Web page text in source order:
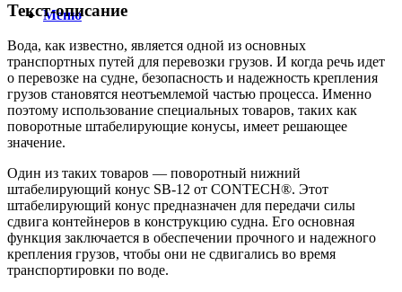
Меню
Текст-описание
Вода, как известно, является одной из основных
транспортных путей для перевозки грузов. И когда речь идет
о перевозке на судне, безопасность и надежность крепления
грузов становятся неотъемлемой частью процесса. Именно
поэтому использование специальных товаров, таких как
поворотные штабелирующие конусы, имеет решающее
значение.
Один из таких товаров — поворотный нижний
штабелирующий конус SB-12 от CONTECH®. Этот
штабелирующий конус предназначен для передачи силы
сдвига контейнеров в конструкцию судна. Его основная
функция заключается в обеспечении прочного и надежного
крепления грузов, чтобы они не сдвигались во время
транспортировки по воде.